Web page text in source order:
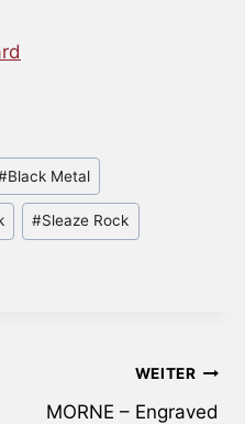
Black Metal
#Sleaze Rock
WEITER
MORNE – Engraved